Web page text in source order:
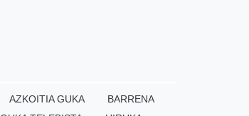
AZKOITIA GUKA
BARRENA